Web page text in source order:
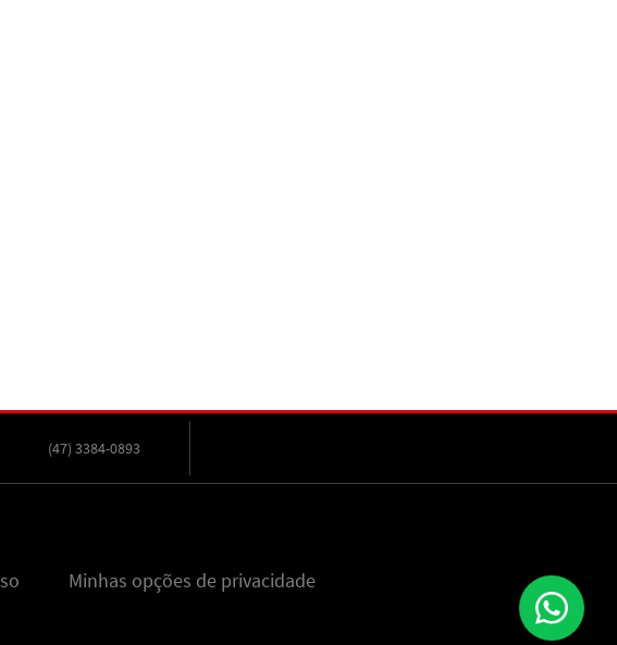
(47) 3384-0893
Minhas opções de privacidade